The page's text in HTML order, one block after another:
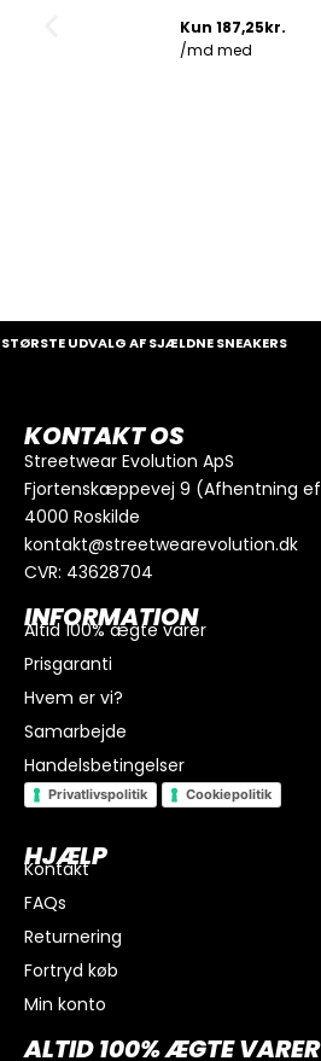
I alt
Køb for
UDVALG AF SJÆLDNE SNEAKERS
KONTAKT OS
Streetwear Evolution ApS
Fjortenskæppevej 9 (Afhentning
4000 Roskilde
kontakt@streetwearevolution.dk
CVR: 43628704
INFORMATION
Altid 100% ægte varer
Prisgaranti
Hvem er vi?
Samarbejde
Handelsbetingelser
Privatlivspolitik Cookiepolitik
HJÆLP
Kontakt
FAQs
Returnering
Fortryd køb
Min konto
ALTID 100% ÆGTE VARER